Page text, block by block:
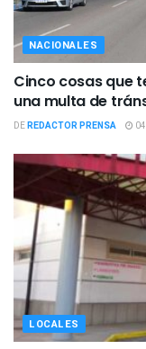
NACIONALES
Cinco cosas que
una multa de
DEREDACTOR PRENSA
LOCALES